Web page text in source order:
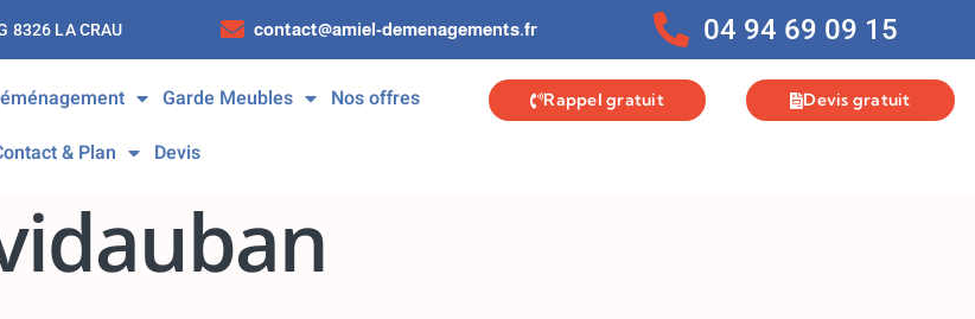
8326 LA CRAU contact@amiel-demenagements.fr 04 94 69 09 15
Garde Meubles
Nos offres
& Plan
Devis
Rappel gratuit Devis gratuit